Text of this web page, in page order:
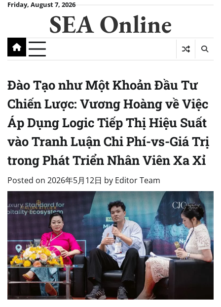
SkipFriday, August 7, 2026
SEA Online
Đào Tạo như Một Khoản Đầu Tư
Chiến Lược: Vương Hoàng về Việc
Áp Dụng Logic Tiếp Thị Hiệu Suất
vào Tranh Luận Chi Phí-vs-Giá Trị
trong Phát Triển Nhân Viên Xa Xỉ
Posted on 2026年5月12日 by Editor Team